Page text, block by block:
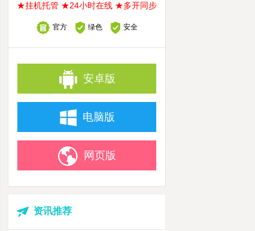
★挂机托管 ★24小时在线 ★多开同步
官方 绿色 安全
安卓版
电脑版
网页版
资讯推荐